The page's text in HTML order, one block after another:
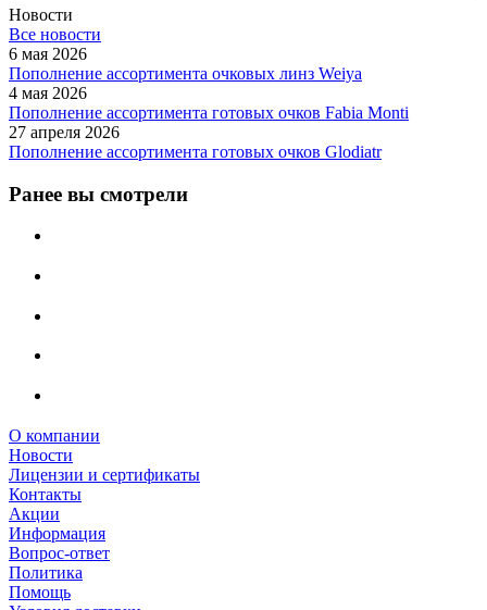
Новости
Все новости
6 мая 2026
Пополнение ассортимента очковых линз Weiya
4 мая 2026
Пополнение ассортимента готовых очков Fabia Monti
27 апреля 2026
Пополнение ассортимента готовых очков Glodiatr
Ранее вы смотрели
О компании
Новости
Лицензии и сертификаты
Контакты
Акции
Информация
Вопрос-ответ
Политика
Помощь